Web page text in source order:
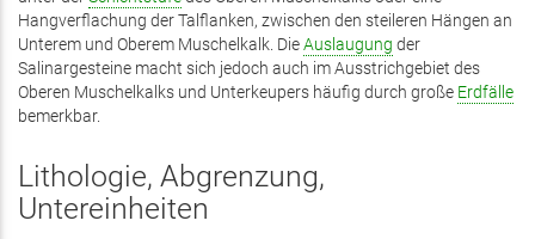
Hangverflachung der Talflanken, zwischen den steileren Hängen an
Unterem und Oberem Muschelkalk. DieAuslaugung der
Salinargesteine macht sich jedoch auch im Ausstrichgebiet des
Oberen Muschelkalks und Unterkeupers häufig durch große Erdfälle
bemerkbar.
Lithologie, Abgrenzung,
Untereinheiten